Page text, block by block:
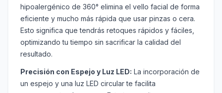
hipoalergénico de 360° elimina el vello facial de forma
eficiente y mucho más rápida que usar pinzas o cera.
Esto significa que tendrás retoques rápidos y fáciles,
optimizando tu tiempo sin sacrificar la calidad del
resultado.
Precisión con Espejo y Luz LED: La incorporación de
un espejo y una luz LED circular te facilita